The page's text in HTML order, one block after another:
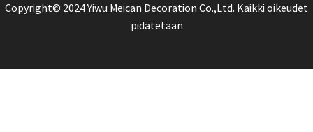
Copyright© 2024 Yiwu Meican Decoration Co.,Ltd. Kaikki oikeudet
pidätetään